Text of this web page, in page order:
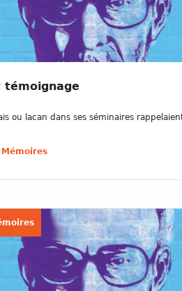
témoignage
ou lacan dans ses séminaires